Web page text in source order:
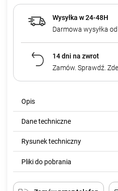
Wysyłka w 24-48H
Darmowa wysyłka
14 dni na zwrot
Zamów. Sprawdź.
Opis
Dane techniczne
Rysunek techniczny
Pliki do pobrania